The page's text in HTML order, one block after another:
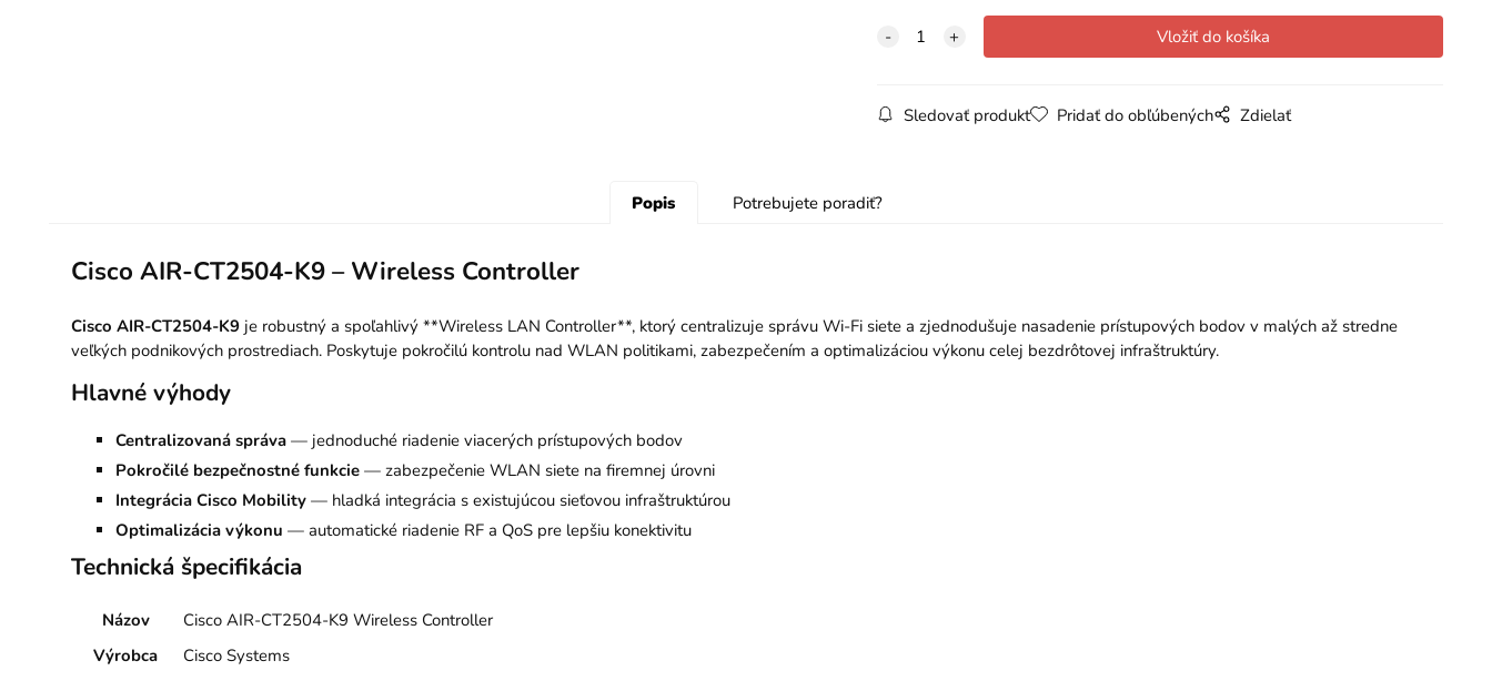
Sledovať produkt Pridať do obľúbených Zdielať
Popis Potrebujete poradiť?
Cisco AIR-CT2504-K9 – Wireless Controller
Cisco AIR-CT2504-K9je robustný a spoľahlivý **Wireless LAN Controller**, ktorý centralizuje správu Wi-Fi siete a zjednodušuje nasadenie prístupových bodov v malých až stredne
veľkých podnikových prostrediach. Poskytuje pokročilú kontrolu nad WLAN politikami, zabezpečením a optimalizáciou výkonu celej bezdrôtovej infraštruktúry.
Hlavné výhody
Centralizovaná správa— jednoduché riadenie viacerých prístupových bodov
Pokročilé bezpečnostné funkcie— zabezpečenie WLAN siete na firemnej úrovni
Integrácia Cisco Mobility— hladká integrácia s existujúcou sieťovou infraštruktúrou
Optimalizácia výkonu — automatické riadenie RF a QoS pre lepšiu konektivitu
Technická špecifikácia
Názov
Cisco AIR-CT2504-K9 Wireless Controller
Výrobca
Cisco Systems